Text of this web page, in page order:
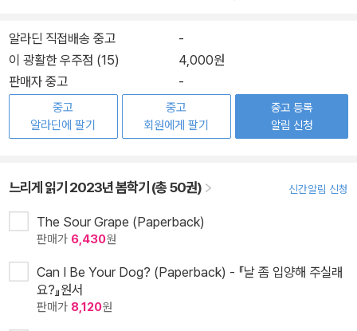
알라딘 직접배송 중고
-
이 광활한 우주점 (15)
4,000원
판매자 중고
-
중고
알라딘에 팔기
중고
회원에게 팔기
중고 등록
알림 신청
느리게 읽기 2023년 봄학기 (총 50권) 신간알림 신청
The Sour Grape (Paperback)
판매가 6,430원
Can I Be Your Dog? (Paperback) - 『날 좀 입양해 주실래
요?』원서
판매가 8,120원